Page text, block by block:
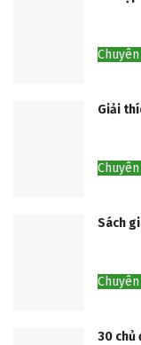
Giải
Sách
30 chủ